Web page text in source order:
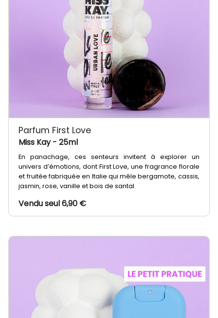
Parfum First Love
Miss Kay- 25ml
En panachage, ces senteurs invitent à explorer un
univers d’émotions, dont First Love, une fragrance florale
et fruitée fabriquée en Italie qui mêle bergamote, cassis,
jasmin, rose, vanille et bois de santal.
Vendu seul 6,90 €